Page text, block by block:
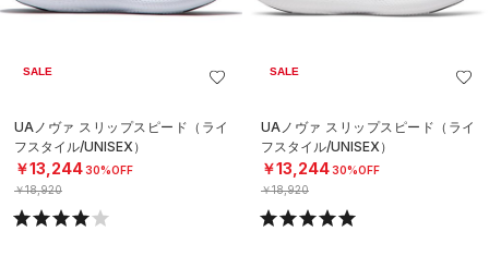
SALE
UAノヴァ スリップスピード（ライ
フスタイル/UNISEX）
￥13,24430%OFF
￥18,920
SALE
UAノヴァ スリップスピード（ライ
フスタイル/UNISEX）
￥13,24430%OFF
￥18,920